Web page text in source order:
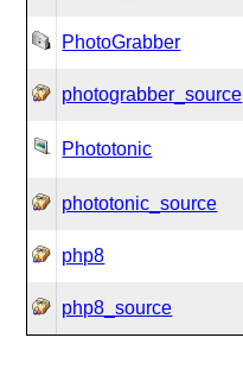
PhotoGrabber
photograbber_source
Phototonic
phototonic_source
php8
php8_source